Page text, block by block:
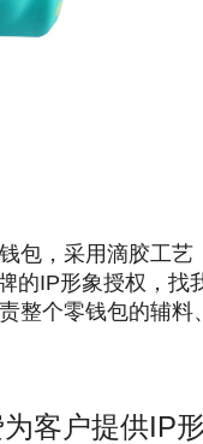
包，采用滴胶工艺
的IP形象授权，找
整个零钱包的辅料
客户提供IP